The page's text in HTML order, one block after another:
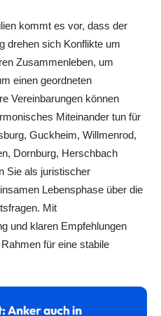
kommt es vor, dass der
drehen sich Konflikte um
Zusammenleben, um
einen geordneten
Vereinbarungen können
Miteinander tun für
Guckheim, Willmenrod,
Dornburg, Herschbach
Sie als juristischer
Lebensphase über die
Mit
und klaren Empfehlungen
für eine stabile